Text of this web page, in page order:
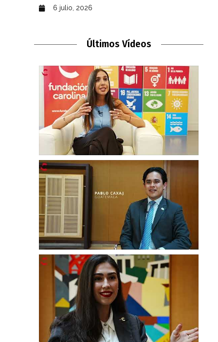
6 julio, 2026
Últimos Vídeos